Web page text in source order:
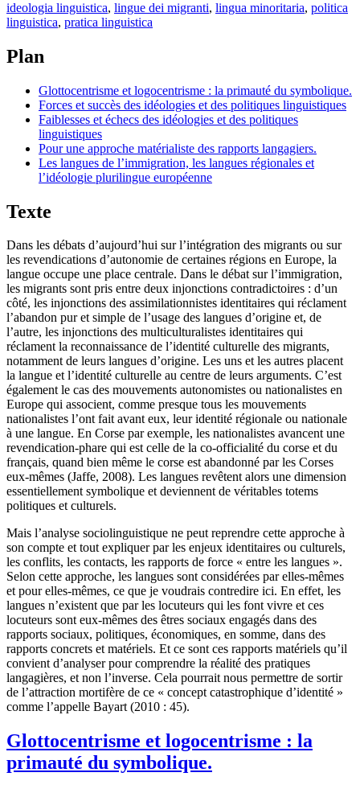
ideologia linguistica, lingue dei migranti, lingua minoritaria, politica
linguistica, pratica linguistica
Plan
Glottocentrisme et logocentrisme : la primauté du symbolique.
Forces et succès des idéologies et des politiques linguistiques
Faiblesses et échecs des idéologies et des politiques
linguistiques
Pour une approche matérialiste des rapports langagiers.
Les langues de l’immigration, les langues régionales et
l’idéologie plurilingue européenne
Texte
Dans les débats d’aujourd’hui sur l’intégration des migrants ou sur
les revendications d’autonomie de certaines régions en Europe, la
langue occupe une place centrale. Dans le débat sur l’immigration,
les migrants sont pris entre deux injonctions contradictoires : d’un
côté, les injonctions des assimilationnistes identitaires qui réclament
l’abandon pur et simple de l’usage des langues d’origine et, de
l’autre, les injonctions des multiculturalistes identitaires qui
réclament la reconnaissance de l’identité culturelle des migrants,
notamment de leurs langues d’origine. Les uns et les autres placent
la langue et l’identité culturelle au centre de leurs arguments. C’est
également le cas des mouvements autonomistes ou nationalistes en
Europe qui associent, comme presque tous les mouvements
nationalistes l’ont fait avant eux, leur identité régionale ou nationale
à une langue. En Corse par exemple, les nationalistes avancent une
revendication-phare qui est celle de la co-officialité du corse et du
français, quand bien même le corse est abandonné par les Corses
eux-mêmes (Jaffe, 2008). Les langues revêtent alors une dimension
essentiellement symbolique et deviennent de véritables totems
politiques et culturels.
Mais l’analyse sociolinguistique ne peut reprendre cette approche à
son compte et tout expliquer par les enjeux identitaires ou culturels,
les conflits, les contacts, les rapports de force « entre les langues ».
Selon cette approche, les langues sont considérées par elles-mêmes
et pour elles-mêmes, ce que je voudrais contredire ici. En effet, les
langues n’existent que par les locuteurs qui les font vivre et ces
locuteurs sont eux-mêmes des êtres sociaux engagés dans des
rapports sociaux, politiques, économiques, en somme, dans des
rapports concrets et matériels. Et ce sont ces rapports matériels qu’il
convient d’analyser pour comprendre la réalité des pratiques
langagières, et non l’inverse. Cela pourrait nous permettre de sortir
de l’attraction mortifère de ce « concept catastrophique d’identité »
comme l’appelle Bayart (2010 : 45).
Glottocentrisme et logocentrisme : la
primauté du symbolique.